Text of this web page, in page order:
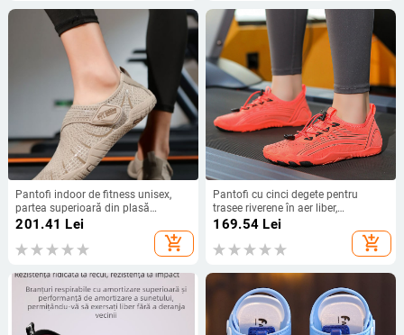
Pantofi indoor de fitness unisex,
partea superioară din plasă
respirabilă, închidere Velcro, talpă
antiaderentă pentru antrenament,
alergare și yoga
201.41 Lei
add_shopping_cart
Pantofi cu cinci degete pentru
trasee riverene în aer liber,
respirabili, uscare rapidă,
abraziune
169.54 Lei
add_shopping_cart